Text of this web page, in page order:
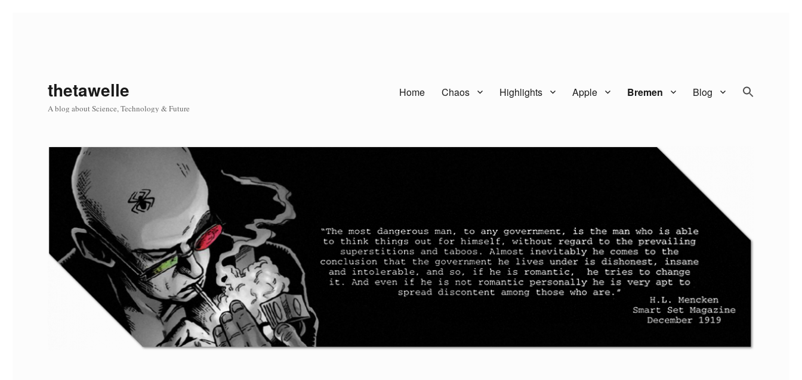
thetawelle
A blog about Science, Technology & Future
Home Chaos Highlights Apple Bremen Blog